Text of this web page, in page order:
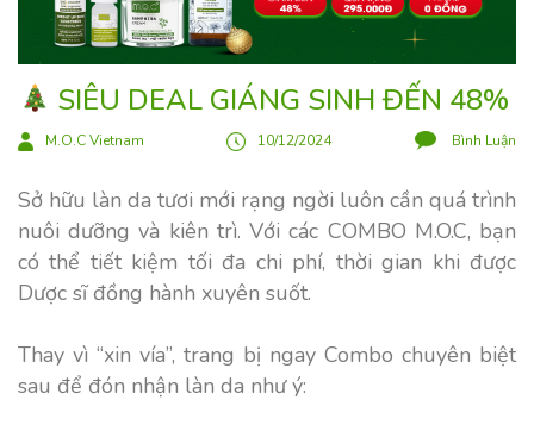
SIÊU DEAL GIÁNG SINH ĐẾN 48%
M.O.C Vietnam 10/12/2024 Bình Luận
Sở hữu làn da tươi mới rạng ngời luôn cần quá trình
nuôi dưỡng và kiên trì. Với các COMBO M.O.C, bạn
có thể tiết kiệm tối đa chi phí, thời gian khi được
Dược sĩ đồng hành xuyên suốt.
Thay vì “xin vía”, trang bị ngay Combo chuyên biệt
sau để đón nhận làn da như ý: